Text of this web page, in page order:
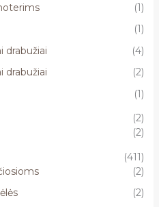
(1)
(1)
drabužiai
(4)
drabužiai
(2)
(1)
(2)
(2)
(411)
(2)
(2)